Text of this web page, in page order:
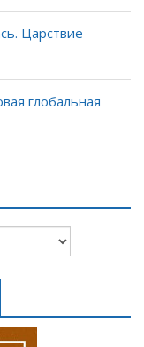
Царствие
глобальная